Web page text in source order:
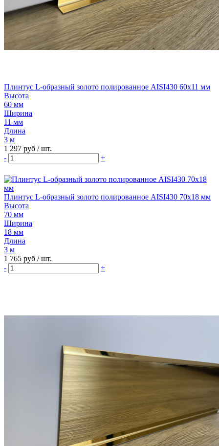
Плинтус L-образный золото полированное AISI430 60х11 мм
Высота
60 мм
Ширина
11 мм
Длина
3 м
1 297 руб / шт.
-
+
Плинтус L-образный золото полированное AISI430 70х18 мм
Высота
70 мм
Ширина
18 мм
Длина
3 м
1 765 руб / шт.
-
+